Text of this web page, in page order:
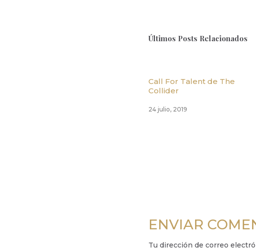
Últimos Posts Relacionados
Call For Talent de The
Collider
24 julio, 2019
ENVIAR
Tu dirección de correo